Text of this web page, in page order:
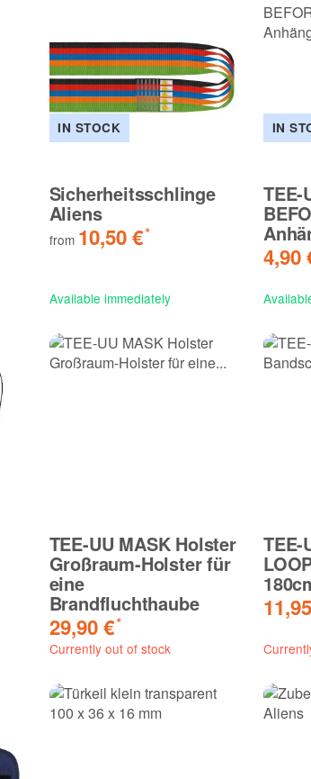
IN STOCK
Sicherheitsschlinge
Aliens
from 10,50 €*
Available immediately
IN
TEE-
4,90
TEE-UU MASK Holster
Großraum-Holster für
eine
Brandfluchthaube
29,90 €*
Currently out of stock
TEE-
Fenix HM61R V3.0 LED
Stirnlampe mit LiIon Akku
89,90 €*
Fenix
Stirnlampe
69,90 €*